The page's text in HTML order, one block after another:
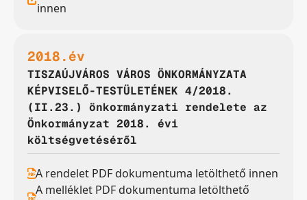
innen
2018.év
TISZAÚJVÁROS VÁROS ÖNKORMÁNYZATA
KÉPVISELŐ-TESTÜLETÉNEK 4/2018.
(II.23.) önkormányzati rendelete az
Önkormányzat 2018. évi
költségvetéséről
A rendelet PDF dokumentuma letölthető innen
A melléklet PDF dokumentuma letölthető